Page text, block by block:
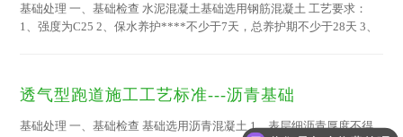
量冲洗干净，如有凸出部分...
基础处理 一、基础检查 水泥混凝土基础选用钢筋混凝土 工艺要求：
1、强度为C25 2、保水养护****不少于7天，总养护期不少于28天 3、
于1‰；跑道的横向坡度应在左右方向上向内道小于10‰；跑道的纵轴
得...
透气型跑道施工工艺标准---沥青基础
基础处理 一、基础检查 基础选用沥青混凝土 1、表层细沥青厚度不得